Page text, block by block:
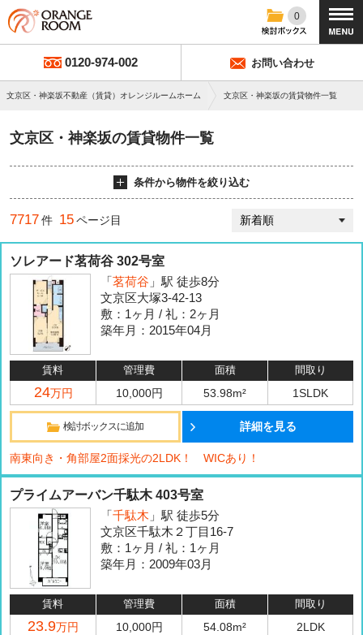
0
0120-974-002 お問い合わせ
文京区・神楽坂不動産（賃貸）オレンジルームホーム 文京区・神楽坂の賃貸物件一覧
文京区・神楽坂の賃貸物件一覧
条件から物件を絞り込む
7717件 15ページ目
ソレアード茗荷谷 302号室
「 茗荷谷 」駅 徒歩8分
文京区大塚3-42-13
敷：1ヶ月 / 礼：2ヶ月
築年月：2015年04月
賃料 管理費 面積 間取り
24万円 10,000円 53.98m² 1SLDK
検討ボックスに追加 詳細を見る
南東向き・角部屋2面採光の2LDK！ WICあり！
プライムアーバン千駄木 403号室
「 千駄木 」駅 徒歩5分
文京区千駄木２丁目16-7
敷：1ヶ月 / 礼：1ヶ月
築年月：2009年03月
賃料 管理費 面積 間取り
23.9万円 10,000円 54.08m² 2LDK